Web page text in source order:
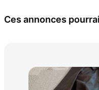
Ces annonces